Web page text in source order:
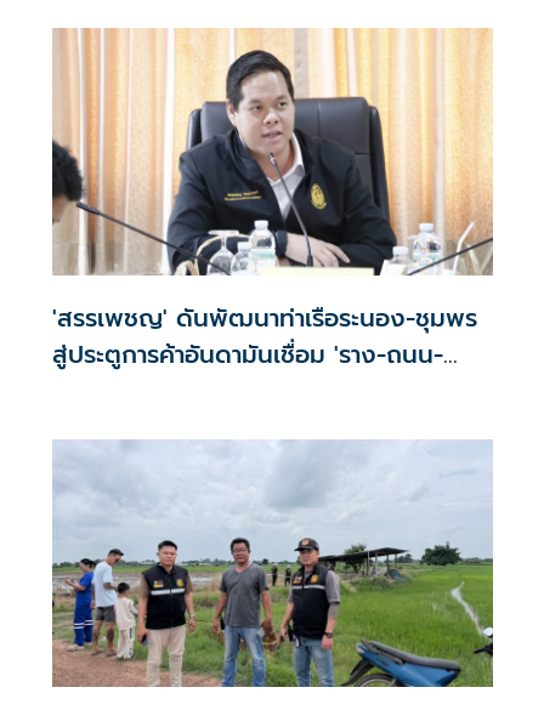
'สรรเพชญ' ดันพัฒนาท่าเรือระนอง-ชุมพร
สู่ประตูการค้าอันดามันเชื่อม 'ราง-ถนน-